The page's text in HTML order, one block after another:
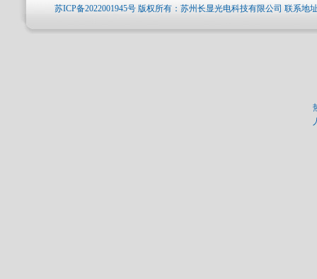
苏ICP备2022001945号 版权所有：苏州长显光电科技有限公司 联系地